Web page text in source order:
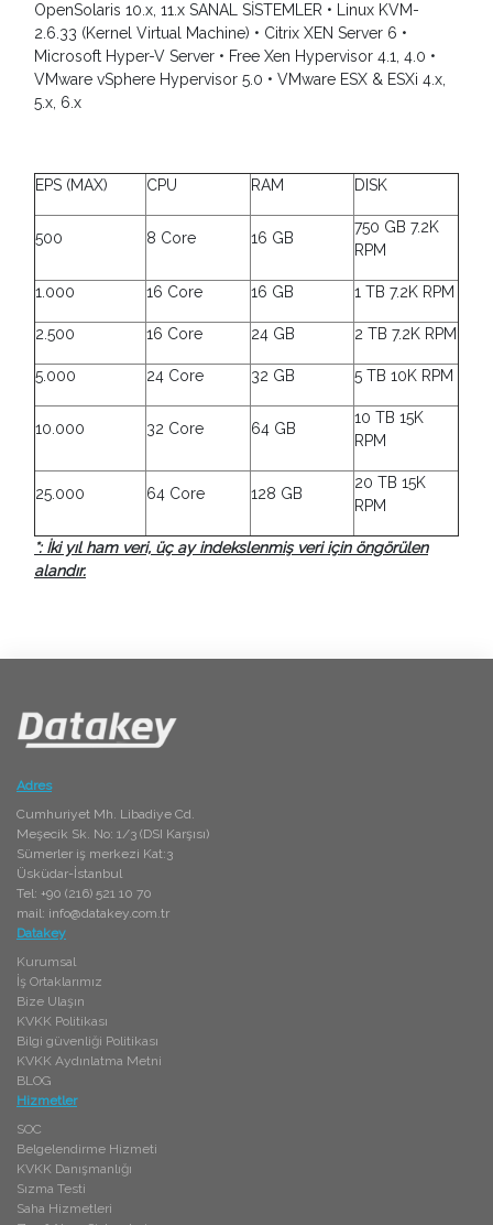
OpenSolaris 10.x, 11.x SANAL SİSTEMLER • Linux KVM-
2.6.33 (Kernel Virtual Machine) • Citrix XEN Server 6 •
Microsoft Hyper-V Server • Free Xen Hypervisor 4.1, 4.0 •
VMware vSphere Hypervisor 5.0 • VMware ESX & ESXi 4.x,
5.x, 6.x
EPS (MAX) CPU RAM DISK
500 8 Core 16 GB
750 GB 7.2K
RPM
1.000 16 Core 16 GB 1 TB 7.2K RPM
2.500 16 Core 24 GB 2 TB 7.2K RPM
5.000 24 Core 32 GB 5 TB 10K RPM
10.000 32 Core 64 GB
10 TB 15K
RPM
25.000 64 Core 128 GB
20 TB 15K
RPM
*: İki yıl ham veri, üç ay indekslenmiş veri için öngörülen
alandır.
Adres
Cumhuriyet Mh. Libadiye Cd.
Meşecik Sk. No: 1/3 (DSI Karşısı)
Sümerler iş merkezi Kat:3
Üsküdar-İstanbul
Tel: +90 (216) 521 10 70
mail: info@datakey.com.tr
Datakey
Kurumsal
İş Ortaklarımız
Bize Ulaşın
KVKK Politikası
Bilgi güvenliği Politikası
KVKK Aydınlatma Metni
BLOG
Hizmetler
SOC
Belgelendirme Hizmeti
KVKK Danışmanlığı
Sızma Testi
Saha Hizmetleri